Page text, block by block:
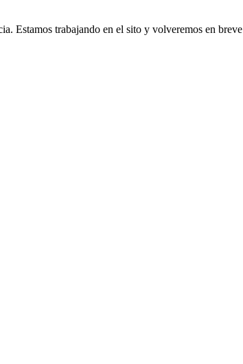
Estamos trabajando en el sito y volveremos en breve